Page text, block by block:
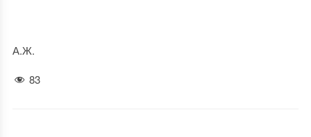
А.Ж.
83